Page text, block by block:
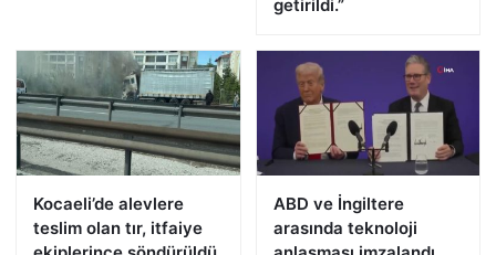
getirildi.”
Kocaeli’de alevlere
teslim olan tır, itfaiye
ABD ve İngiltere
arasında teknoloji